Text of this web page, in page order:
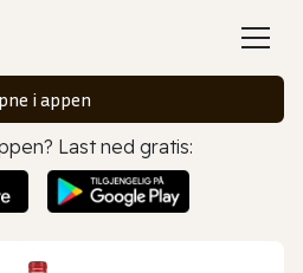
i appen
Last ned gratis: